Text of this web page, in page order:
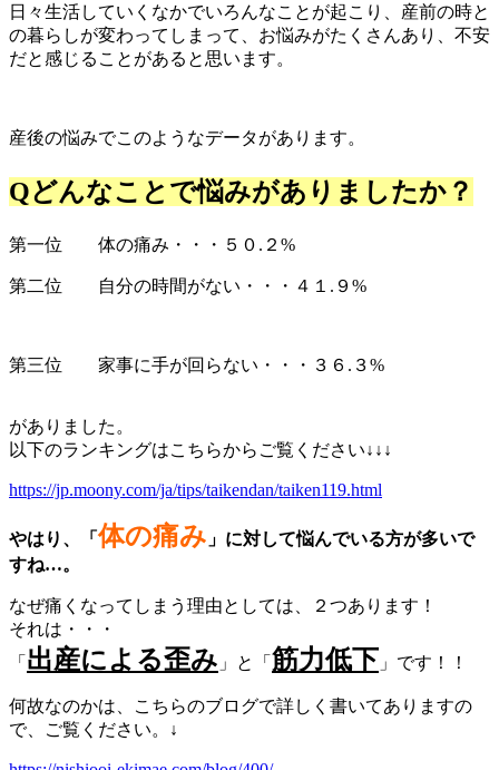
日々生活していくなかでいろんなことが起こり、産前の時と
の暮らしが変わってしまって、お悩みがたくさんあり、不安
だと感じることがあると思います。
産後の悩みでこのようなデータがあります。
Qどんなことで悩みがありましたか？
第一位 体の痛み・・・５０.２%
第二位 自分の時間がない・・・４１.９%
第三位 家事に手が回らない・・・３６.３%
がありました。
以下のランキングはこちらからご覧ください↓↓↓
https://jp.moony.com/ja/tips/taikendan/taiken119.html
やはり、「体の痛み 」に対して悩んでいる方が多いで
すね…。
なぜ痛くなってしまう理由としては、２つあります！
それは・・・
「 出産による歪み 」と「 筋力低下 」です！！
何故なのかは、こちらのブログで詳しく書いてありますの
で、ご覧ください。↓